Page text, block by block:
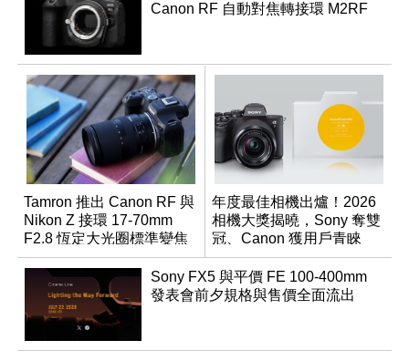
Canon RF 自動對焦轉接環 M2RF
Tamron 推出 Canon RF 與
Nikon Z 接環 17-70mm
F2.8 恆定大光圈標準變焦
鏡
年度最佳相機出爐！2026
相機大獎揭曉，Sony 奪雙
冠、Canon 獲用戶青睞
Sony FX5 與平價 FE 100-400mm
發表會前夕規格與售價全面流出